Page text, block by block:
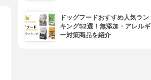
ドッグフードおすすめ人気ラン
キング52選！無添加・アレルギ
ー対策商品を紹介